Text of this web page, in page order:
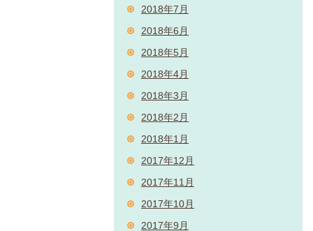
2018年7月
2018年6月
2018年5月
2018年4月
2018年3月
2018年2月
2018年1月
2017年12月
2017年11月
2017年10月
2017年9月